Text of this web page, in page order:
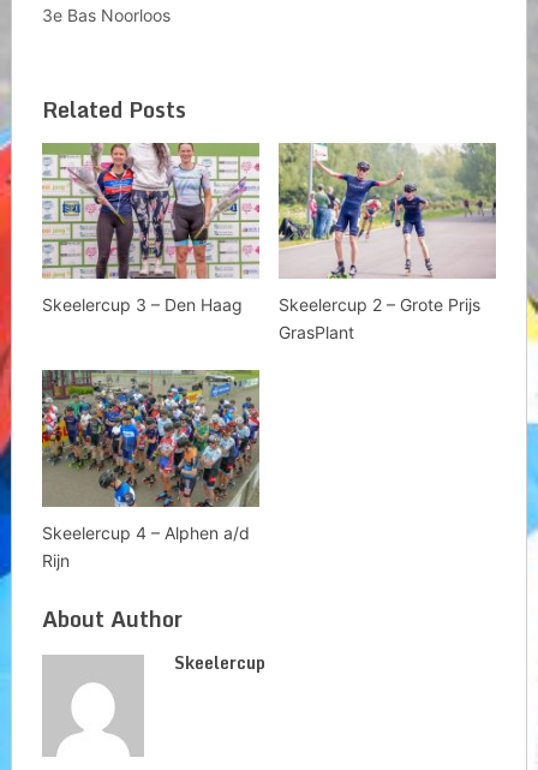
3e Bas Noorloos
Related Posts
Skeelercup 3 – Den Haag
Skeelercup 2 – Grote Prijs
GrasPlant
Skeelercup 4 – Alphen a/d
Rijn
About Author
Skeelercup